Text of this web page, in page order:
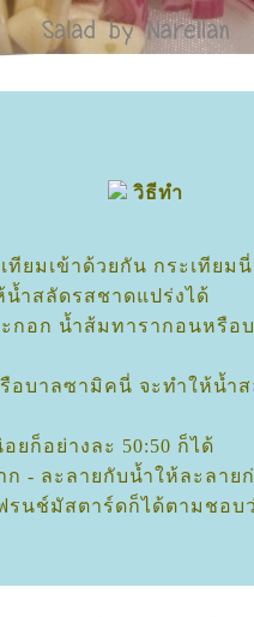
วิธีทำ
ทียมเข้าด้วยกัน กระเทียม
น้ำสลัดรสชาดแปร่งได้
กอก น้ำส้มทารากอนหรือ
อบาลซามิคนี่ จะทำให้น้ำ
ยก็อย่างละ 50:50 ก็ได้
ก - ละลายกับน้ำให้ละลาย
รนช์มัสตาร์ดก็ได้ตามชอ